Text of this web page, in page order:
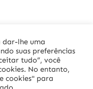
dar-lhe uma
suas preferências
tudo”, você
No entanto,
cookies" para